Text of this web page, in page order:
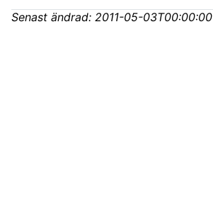
Senast ändrad: 2011-05-03T00:00:00